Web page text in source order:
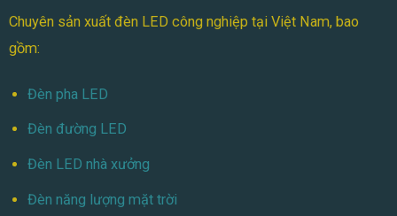
Chuyên sản xuất đèn LED công nghiệp tại Việt Nam, bao
gồm:
Đèn pha LED
Đèn đường LED
Đèn LED nhà xưởng
Đèn năng lượng mặt trời